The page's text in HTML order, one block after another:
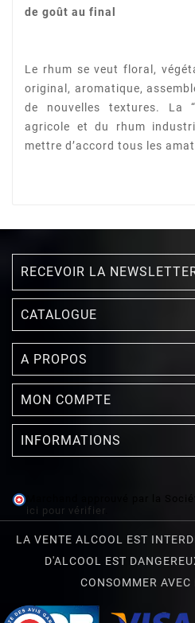
de goût au final
Le rhum se veut floral,
original, aromatique,
de nouvelles textures. La
agricole et du rhum
mettre d’accord tous les
RECEVOIR LA
CATALOGUE
A PROPOS
MON COMPTE
INFORMATIONS
Marchand approuvé par la
ici pour vérifier
LA VENTE ALCOOL EST
D'ALCOOL EST
CONSOMMER AVEC